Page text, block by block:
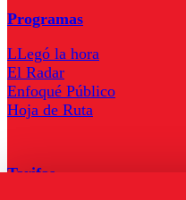
Programas
LLegó la hora
El Radar
Enfoqué Público
Hoja de Ruta
Tarifas